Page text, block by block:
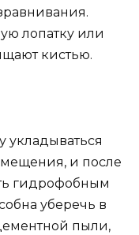
лопатку или
кистью.
укладываться
и после
гидрофобным
уберечь в
пыли,